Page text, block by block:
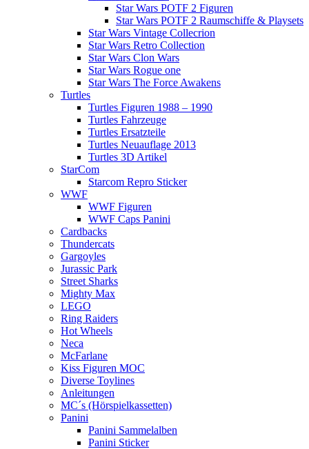
Star Wars POTF 2 Figuren
Star Wars POTF 2 Raumschiffe & Playsets
Star Wars Vintage Collecrion
Star Wars Retro Collection
Star Wars Clon Wars
Star Wars Rogue one
Star Wars The Force Awakens
Turtles
Turtles Figuren 1988 – 1990
Turtles Fahrzeuge
Turtles Ersatzteile
Turtles Neuauflage 2013
Turtles 3D Artikel
StarCom
Starcom Repro Sticker
WWF
WWF Figuren
WWF Caps Panini
Cardbacks
Thundercats
Gargoyles
Jurassic Park
Street Sharks
Mighty Max
LEGO
Ring Raiders
Hot Wheels
Neca
McFarlane
Kiss Figuren MOC
Diverse Toylines
Anleitungen
MC´s (Hörspielkassetten)
Panini
Panini Sammelalben
Panini Sticker